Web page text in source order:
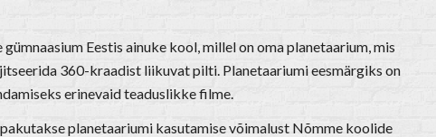
Eestis ainuke kool, millel on oma planetaarium, mis
itseerida 360-kraadist liikuvat pilti. Planetaariumi eesmärgiks on
erinevaid teaduslikke filme.
planetaariumi kasutamise võimalust Nõmme koolide